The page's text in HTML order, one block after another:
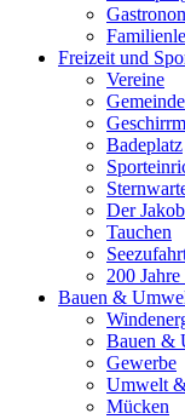
Freizeit und
Vereine
Badeplatz
Der
Tauchen
200
Bauen &
Bauen &
Gewerbe
Umwelt
Mücken